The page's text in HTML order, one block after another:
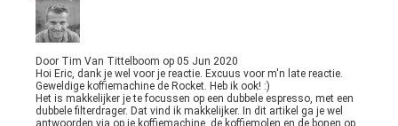
Door Tim Van Tittelboom op 05 Jun 2020
Hoi Eric, dank je wel voor je reactie. Excuus voor m'n late reactie.
Geweldige koffiemachine de Rocket. Heb ik ook! :)
Het is makkelijker je te focussen op een dubbele espresso, met een
dubbele filterdrager. Dat vind ik makkelijker. In dit artikel ga je wel
antwoorden via op je koffiemachine, de koffiemolen en de bonen op